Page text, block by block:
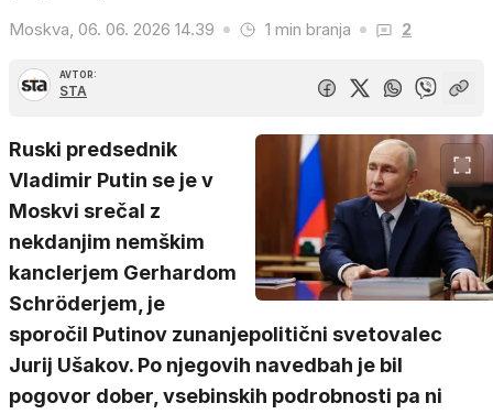
Moskva, 06. 06. 2026 14.39 1 min branja 2
AVTOR:
STA
Ruski predsednik
Vladimir Putin se je v
Moskvi srečal z
nekdanjim nemškim
kanclerjem Gerhardom
Schröderjem, je
sporočil Putinov zunanjepolitični svetovalec
Jurij Ušakov. Po njegovih navedbah je bil
pogovor dober, vsebinskih podrobnosti pa ni